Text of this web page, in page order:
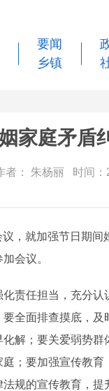
要闻
乡镇
家庭矛盾
者： 朱杨丽 时间
，就加强节日期
会议。
任担当，充分认
全面排查摸底，
解；要关爱弱势
；要加强宣传教育
法规的宣传教育，